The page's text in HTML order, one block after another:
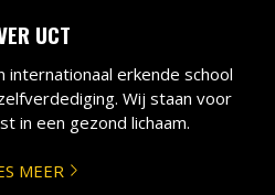
UCT
internationaal erkende school
Wij staan voor
in een gezond lichaam.
MEER